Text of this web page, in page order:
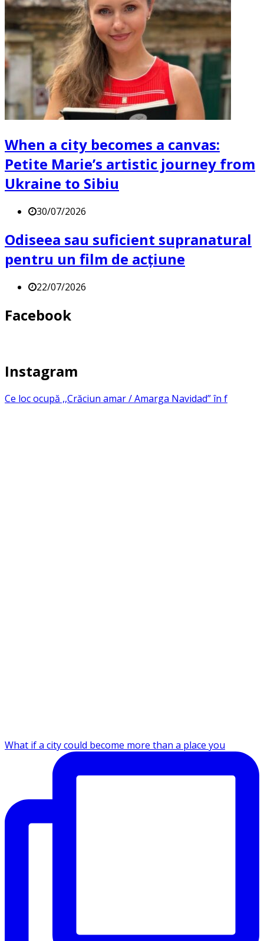
When a city becomes a canvas:
Petite Marie’s artistic journey from
Ukraine to Sibiu
30/07/2026
Odiseea sau suficient supranatural
pentru un film de acțiune
22/07/2026
Facebook
Instagram
Ce loc ocupă ,,Crăciun amar / Amarga Navidad” în f
What if a city could become more than a place you